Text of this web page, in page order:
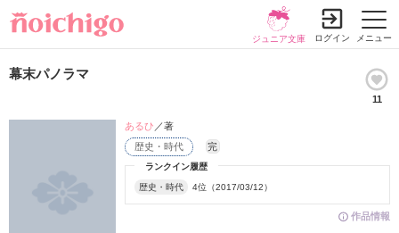
メニュー
ジュニア文庫 ログイン
幕末パノラマ
11
作品情報
ランクイン履歴
歴史・時代 4位（2017/03/12）
歴史・時代 完
あるひ ／著